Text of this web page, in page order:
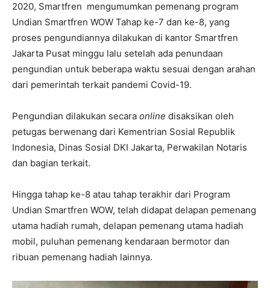
2020, Smartfren mengumumkan pemenang program
Undian Smartfren WOW Tahap ke-7 dan ke-8, yang
proses pengundiannya dilakukan di kantor Smartfren
Jakarta Pusat minggu lalu setelah ada penundaan
pengundian untuk beberapa waktu sesuai dengan arahan
dari pemerintah terkait pandemi Covid-19.
Pengundian dilakukan secara online disaksikan oleh
petugas berwenang dari Kementrian Sosial Republik
Indonesia, Dinas Sosial DKI Jakarta, Perwakilan Notaris
dan bagian terkait.
Hingga tahap ke-8 atau tahap terakhir dari Program
Undian Smartfren WOW, telah didapat delapan pemenang
utama hadiah rumah, delapan pemenang utama hadiah
mobil, puluhan pemenang kendaraan bermotor dan
ribuan pemenang hadiah lainnya.